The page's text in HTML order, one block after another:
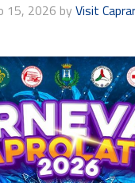
15, 2026 by Visit